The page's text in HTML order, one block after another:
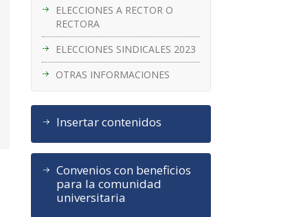
ELECCIONES A RECTOR O
RECTORA
ELECCIONES SINDICALES 2023
OTRAS INFORMACIONES
Insertar contenidos
Convenios con beneficios
para la comunidad
universitaria